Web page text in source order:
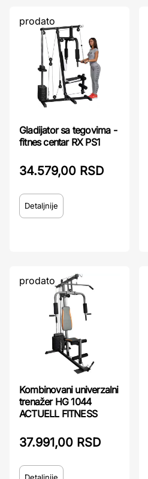
prodato
Gladijator sa tegovima -
fitnes centar RX PS1
34.579,00 RSD
Detaljnije
prodato
Kombinovani univerzalni
trenažer HG 1044
ACTUELL FITNESS
37.991,00 RSD
Detaljnije